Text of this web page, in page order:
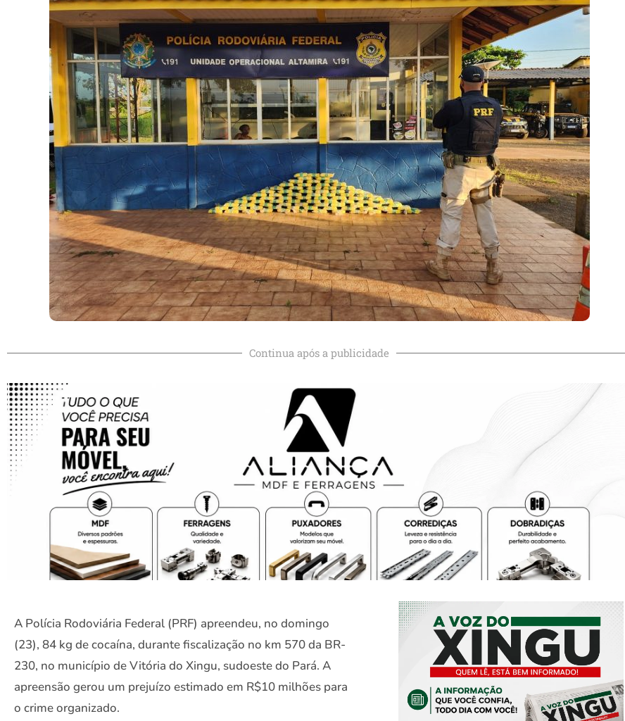
Continua após a publicidade
A Polícia Rodoviária Federal (PRF) apreendeu, no domingo
(23), 84 kg de cocaína, durante fiscalização no km 570 da BR-
230, no município de Vitória do Xingu, sudoeste do Pará. A
apreensão gerou um prejuízo estimado em R$10 milhões para
o crime organizado.